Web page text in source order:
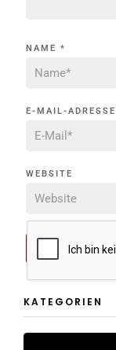
NAME *
E-MAIL-ADRESSE
WEBSITE
KATEGORIEN